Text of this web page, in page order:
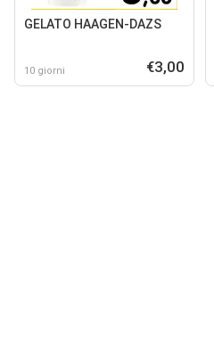
GELATO HAAGEN-DAZS
10 giorni €3,00